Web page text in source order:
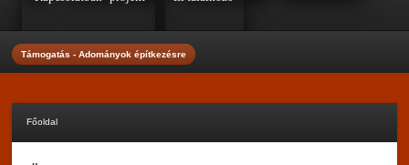
Támogatás - Adományok építkezésre
Főoldal